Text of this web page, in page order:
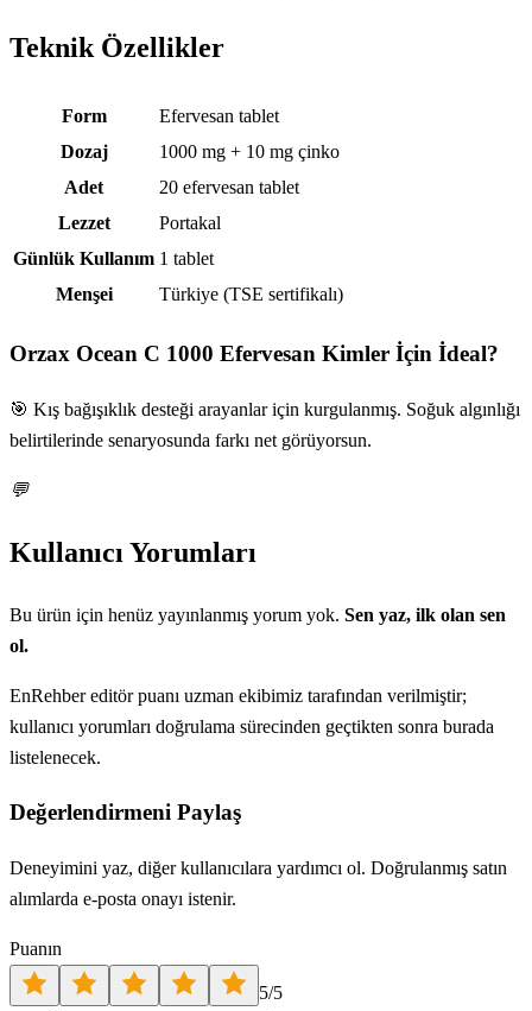
Teknik Özellikler
Teknik özellikler
Form
Efervesan tablet
Dozaj
1000 mg + 10 mg çinko
Adet
20 efervesan tablet
Lezzet
Portakal
Günlük Kullanım 1 tablet
Menşei
Türkiye (TSE sertifikalı)
Orzax Ocean C 1000 Efervesan Kimler İçin İdeal?
🎯 Kış bağışıklık desteği arayanlar için kurgulanmış. Soğuk algınlığı
belirtilerinde senaryosunda farkı net görüyorsun.
💬
Kullanıcı Yorumları
Bu ürün için henüz yayınlanmış yorum yok. Sen yaz, ilk olan sen
ol.
EnRehber editör puanı uzman ekibimiz tarafından verilmiştir;
kullanıcı yorumları doğrulama sürecinden geçtikten sonra burada
listelenecek.
Değerlendirmeni Paylaş
Deneyimini yaz, diğer kullanıcılara yardımcı ol. Doğrulanmış satın
alımlarda e-posta onayı istenir.
Puanın
5/5